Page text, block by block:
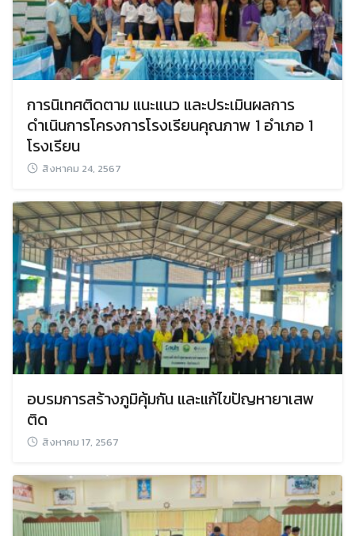
Search
for:
Search
การนิเทศติดตาม แนะแนว และประเมินผลการ
ดำเนินการโครงการโรงเรียนคุณภาพ 1 อำเภอ 1
โรงเรียน
สิงหาคม 24, 2567
อบรมการสร้างภูมิคุ้มกัน และแก้ไขปัญหายาเสพ
ติด
สิงหาคม 17, 2567